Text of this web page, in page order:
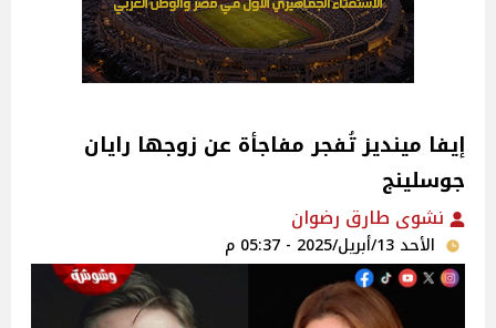
إيفا مينديز تُفجر مفاجأة عن زوجها رايان
جوسلينج
نشوى طارق رضوان
الأحد 13/أبريل/2025 - 05:37 م